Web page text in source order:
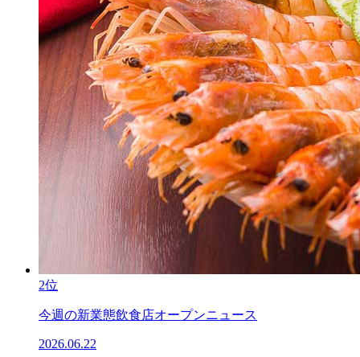
2位
今週の新業態飲食店オープンニュース
2026.06.22